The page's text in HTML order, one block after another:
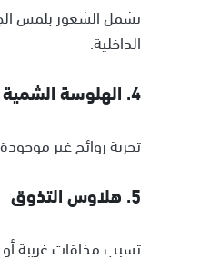
تشمل الشعور بلمس
الداخلية.
4. الهلوسة الشمية
تجربة روائح غير
5. هلاوس التذوق
تسبب مذاقات غريبة